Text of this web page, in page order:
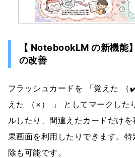
【 NotebookLM の新機能
の改善
フラッシュカードを 「覚えた
えた （×） 」 としてマークした
ルしたり、間違えたカードだけ
果画面を利用したりできます。
除も可能です。